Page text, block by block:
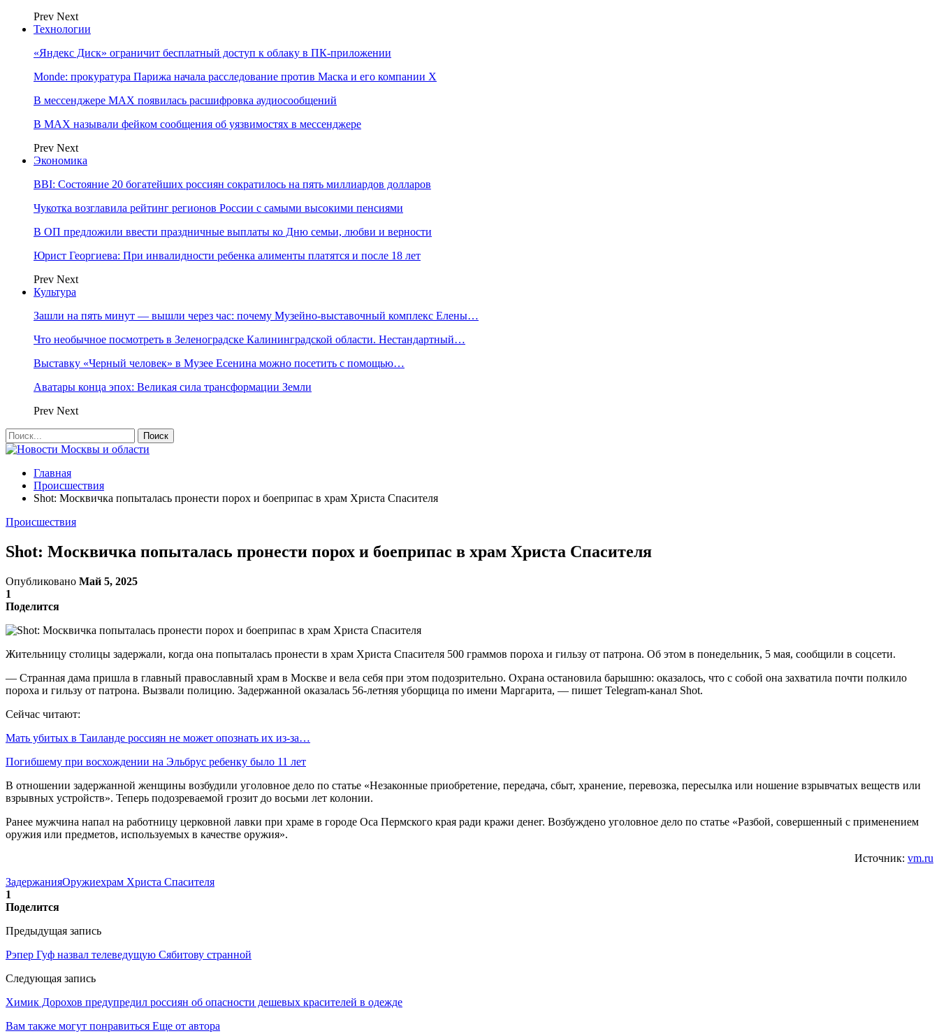
Prev Next
Технологии
«Яндекс Диск» ограничит бесплатный доступ к облаку в ПК-приложении
Monde: прокуратура Парижа начала расследование против Маска и его компании X
В мессенджере MAX появилась расшифровка аудиосообщений
В МAX называли фейком сообщения об уязвимостях в мессенджере
Prev Next
Экономика
BBI: Состояние 20 богатейших россиян сократилось на пять миллиардов долларов
Чукотка возглавила рейтинг регионов России с самыми высокими пенсиями
В ОП предложили ввести праздничные выплаты ко Дню семьи, любви и верности
Юрист Георгиева: При инвалидности ребенка алименты платятся и после 18 лет
Prev Next
Культура
Зашли на пять минут — вышли через час: почему Музейно-выставочный комплекс Елены…
Что необычное посмотреть в Зеленоградске Калининградской области. Нестандартный…
Выставку «Черный человек» в Музее Есенина можно посетить с помощью…
Аватары конца эпох: Великая сила трансформации Земли
Prev Next
Главная
Происшествия
Shot: Москвичка попыталась пронести порох и боеприпас в храм Христа Спасителя
Происшествия
Shot: Москвичка попыталась пронести порох и боеприпас в храм Христа Спасителя
Опубликовано Май 5, 2025
1
Поделится
Жительницу столицы задержали, когда она попыталась пронести в храм Христа Спасителя 500 граммов пороха и гильзу от патрона. Об этом в понедельник, 5 мая, сообщили в соцсети.
— Странная дама пришла в главный православный храм в Москве и вела себя при этом подозрительно. Охрана остановила барышню: оказалось, что с собой она захватила почти полкило
пороха и гильзу от патрона. Вызвали полицию. Задержанной оказалась 56-летняя уборщица по имени Маргарита, — пишет Telegram-канал Shot.
Сейчас читают:
Мать убитых в Таиланде россиян не может опознать их из-за…
Погибшему при восхождении на Эльбрус ребенку было 11 лет
В отношении задержанной женщины возбудили уголовное дело по статье «Незаконные приобретение, передача, сбыт, хранение, перевозка, пересылка или ношение взрывчатых веществ или
взрывных устройств». Теперь подозреваемой грозит до восьми лет колонии.
Ранее мужчина напал на работницу церковной лавки при храме в городе Оса Пермского края ради кражи денег. Возбуждено уголовное дело по статье «Разбой, совершенный с применением
оружия или предметов, используемых в качестве оружия».
Источник: vm.ru
ЗадержанияОружиехрам Христа Спасителя
1
Поделится
Предыдущая запись
Рэпер Гуф назвал телеведущую Сябитову странной
Следующая запись
Химик Дорохов предупредил россиян об опасности дешевых красителей в одежде
Вам также могут понравиться Еще от автора